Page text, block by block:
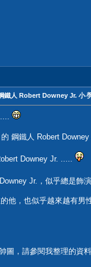
鐵人 Robert Downey Jr. 小‧
鋼鐵人 Robert Downey
Downey Jr. .....
Jr.，似乎總是飾
他，也似乎越來越有男
圖，請參閱我整理的資